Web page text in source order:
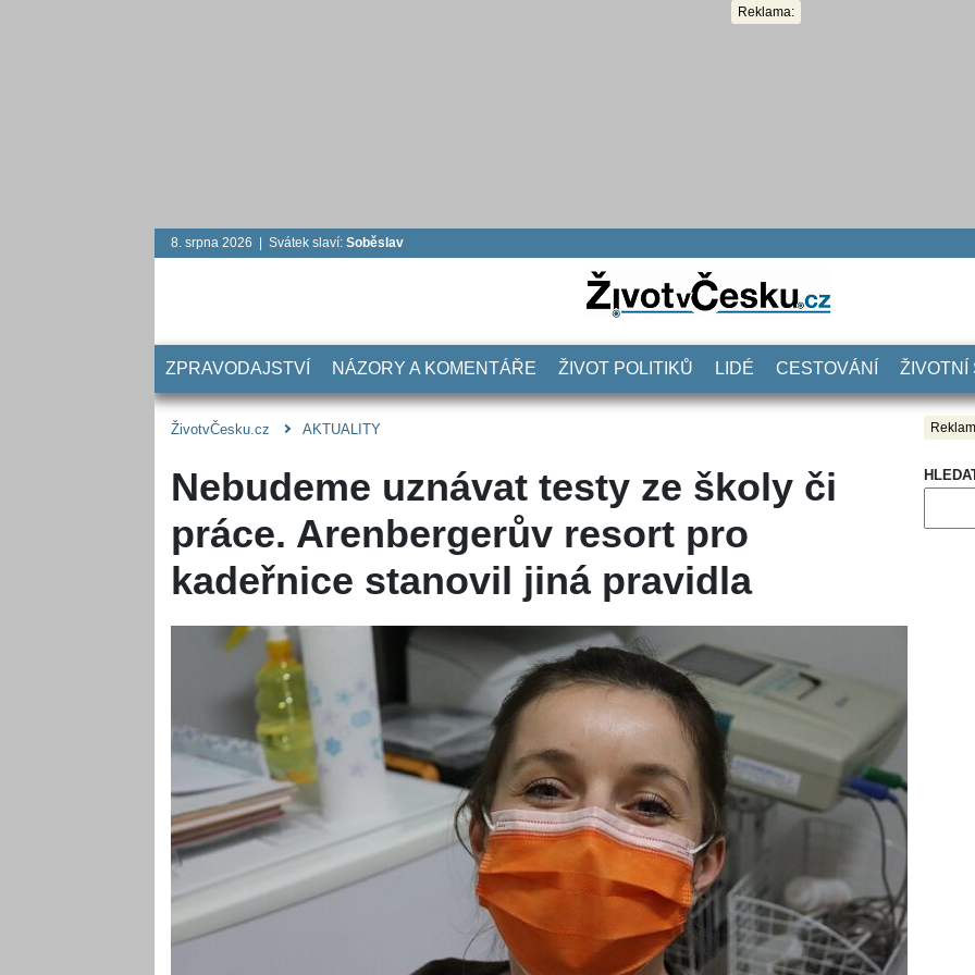
Reklama:
8. srpna 2026 | Svátek slaví: Soběslav
ZPRAVODAJSTVÍ NÁZORY A KOMENTÁŘE ŽIVOT POLITIKŮ LIDÉ CESTOVÁNÍ ŽIVOTNÍ
ŽivotvČesku.cz AKTUALITY
Nebudeme uznávat testy ze školy či
práce. Arenbergerův resort pro
kadeřnice stanovil jiná pravidla